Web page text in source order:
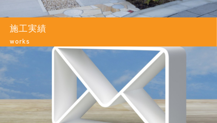
施工実績
works